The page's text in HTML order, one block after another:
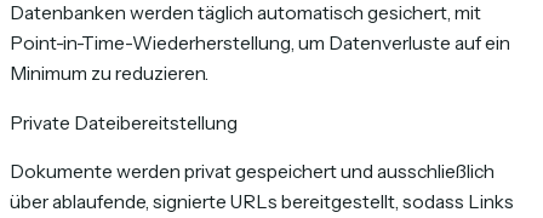
Datenbanken werden täglich automatisch gesichert, mit
Point-in-Time-Wiederherstellung, um Datenverluste auf ein
Minimum zu reduzieren.
Private Dateibereitstellung
Dokumente werden privat gespeichert und ausschließlich
über ablaufende, signierte URLs bereitgestellt, sodass Links